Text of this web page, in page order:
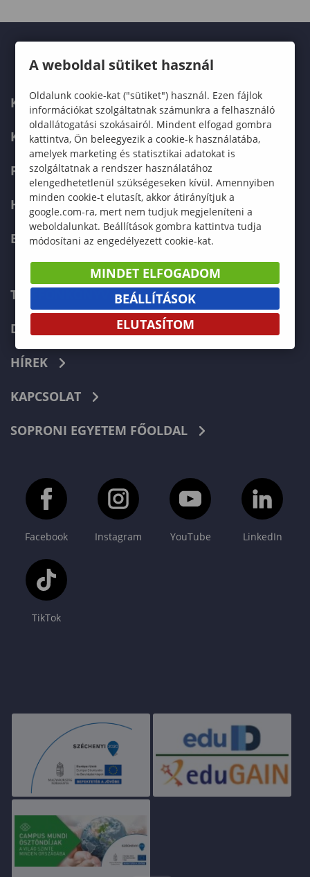
KARUNK
KÉPZÉSEK
FELVÉTELIZŐKNEK
HALLGATÓKNAK
ERASMUS+
TELEFONKÖNYV
DOKUMENTUMOK
HÍREK
KAPCSOLAT
SOPRONI EGYETEM FŐOLDAL
Facebook Instagram YouTube LinkedIn
TikTok
A weboldal sütiket használ
Oldalunk cookie-kat ("sütiket") használ. Ezen fájlok
információkat szolgáltatnak számunkra a felhasználó
oldallátogatási szokásairól. Mindent elfogad gombra
kattintva, Ön beleegyezik a cookie-k használatába,
amelyek marketing és statisztikai adatokat is
szolgáltatnak a rendszer használatához
elengedhetetlenül szükségeseken kívül. Amennyiben
minden cookie-t elutasít, akkor átirányítjuk a
google.com-ra, mert nem tudjuk megjeleníteni a
weboldalunkat. Beállítások gombra kattintva tudja
módosítani az engedélyezett cookie-kat.
MINDET ELFOGADOM
BEÁLLÍTÁSOK
ELUTASÍTOM